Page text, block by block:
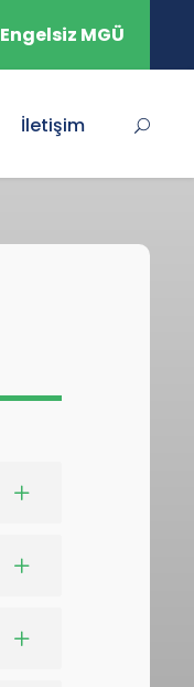
Engelsiz MGÜ
İletişim